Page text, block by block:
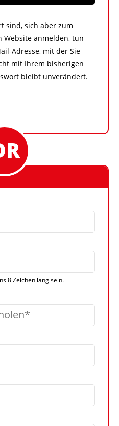
sind, sich aber zum
anmelden, tun
Adresse, mit der Sie
mit Ihrem bisherigen
bleibt unverändert.
8 Zeichen lang sein.